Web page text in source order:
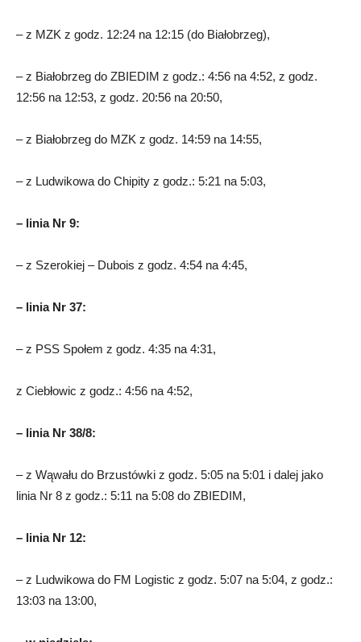
– z MZK z godz. 12:24 na 12:15 (do Białobrzeg),
– z Białobrzeg do ZBIEDIM z godz.: 4:56 na 4:52, z godz.
12:56 na 12:53, z godz. 20:56 na 20:50,
– z Białobrzeg do MZK z godz. 14:59 na 14:55,
– z Ludwikowa do Chipity z godz.: 5:21 na 5:03,
– linia Nr 9:
– z Szerokiej – Dubois z godz. 4:54 na 4:45,
– linia Nr 37:
– z PSS Społem z godz. 4:35 na 4:31,
z Ciebłowic z godz.: 4:56 na 4:52,
– linia Nr 38/8:
– z Wąwału do Brzustówki z godz. 5:05 na 5:01 i dalej jako
linia Nr 8 z godz.: 5:11 na 5:08 do ZBIEDIM,
– linia Nr 12:
– z Ludwikowa do FM Logistic z godz. 5:07 na 5:04, z godz.:
13:03 na 13:00,